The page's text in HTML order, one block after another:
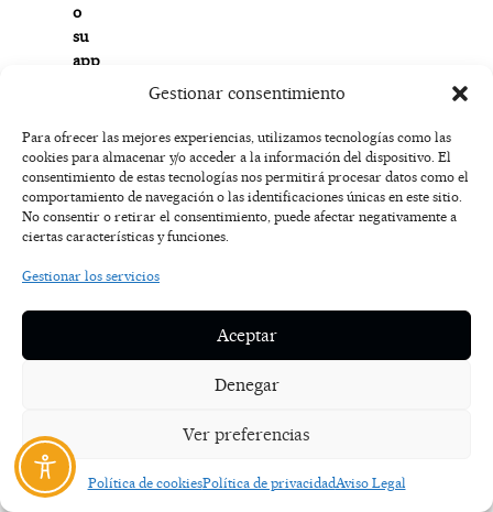
Gestionar consentimiento
Para ofrecer las mejores experiencias, utilizamos tecnologías como las
cookies para almacenar y/o acceder a la información del dispositivo. El
consentimiento de estas tecnologías nos permitirá procesar datos como el
comportamiento de navegación o las identificaciones únicas en este sitio.
No consentir o retirar el consentimiento, puede afectar negativamente a
ciertas características y funciones.
Gestionar los servicios
Aceptar
Denegar
Ver preferencias
Política de cookiesPolítica de privacidadAviso Legal
o
su
app
smartphone.
Nuestros
expertos
sabrán
que
y
procederán